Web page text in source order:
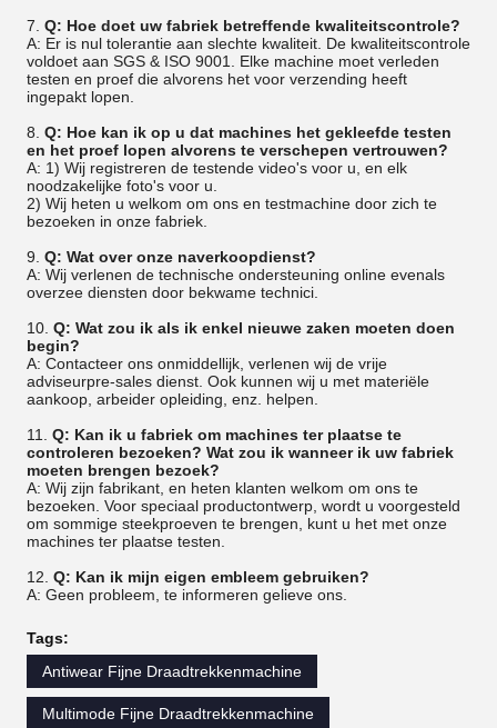
7. Q: Hoe doet uw fabriek betreffende kwaliteitscontrole?
A: Er is nul tolerantie aan slechte kwaliteit. De kwaliteitscontrole
voldoet aan SGS & ISO 9001. Elke machine moet verleden
testen en proef die alvorens het voor verzending heeft
ingepakt lopen.
8. Q: Hoe kan ik op u dat machines het gekleefde testen
en het proef lopen alvorens te verschepen vertrouwen?
A: 1) Wij registreren de testende video's voor u, en elk
noodzakelijke foto's voor u.
2) Wij heten u welkom om ons en testmachine door zich te
bezoeken in onze fabriek.
9. Q: Wat over onze naverkoopdienst?
A: Wij verlenen de technische ondersteuning online evenals
overzee diensten door bekwame technici.
10. Q: Wat zou ik als ik enkel nieuwe zaken moeten doen
begin?
A: Contacteer ons onmiddellijk, verlenen wij de vrije
adviseurpre-sales dienst. Ook kunnen wij u met materiële
aankoop, arbeider opleiding, enz. helpen.
11. Q: Kan ik u fabriek om machines ter plaatse te
controleren bezoeken? Wat zou ik wanneer ik uw fabriek
moeten brengen bezoek?
A: Wij zijn fabrikant, en heten klanten welkom om ons te
bezoeken. Voor speciaal productontwerp, wordt u voorgesteld
om sommige steekproeven te brengen, kunt u het met onze
machines ter plaatse testen.
12. Q: Kan ik mijn eigen embleem gebruiken?
A: Geen probleem, te informeren gelieve ons.
Tags:
Antiwear Fijne Draadtrekkenmachine
Multimode Fijne Draadtrekkenmachine